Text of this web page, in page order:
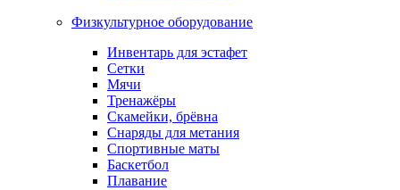
Физкультурное оборудование
Инвентарь для эстафет
Сетки
Мячи
Тренажёры
Скамейки, брёвна
Снаряды для метания
Спортивные маты
Баскетбол
Плавание